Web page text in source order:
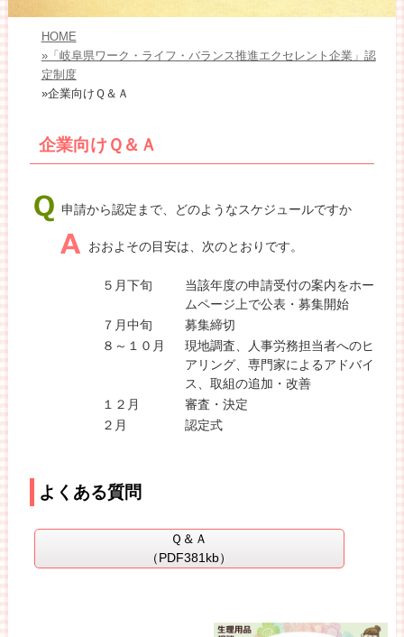
HOME
»「岐阜県ワーク・ライフ・バランス推進エクセレント企業」認
定制度
»企業向けＱ＆Ａ
企業向けＱ＆Ａ
申請から認定まで、どのようなスケジュールですか
おおよその目安は、次のとおりです。
５月下旬
当該年度の申請受付の案内をホー
ムページ上で公表・募集開始
７月中旬
募集締切
８～１０月
現地調査、人事労務担当者へのヒ
アリング、専門家によるアドバイ
ス、取組の追加・改善
１２月
審査・決定
２月
認定式
よくある質問
Ｑ＆Ａ
（PDF381kb）